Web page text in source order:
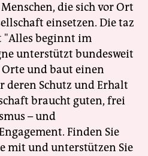
die sich vor Ort
einsetzen. Die taz
"Alles beginnt im
unterstützt bundesweit
und baut einen
deren Schutz und Erhalt
braucht guten, frei
– und
Finden Sie
mit und unterstützen Sie